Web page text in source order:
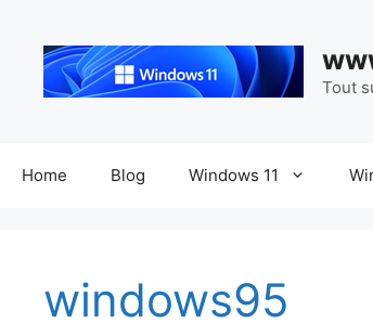
contenu
Tout
Home Blog Windows 11
windows95